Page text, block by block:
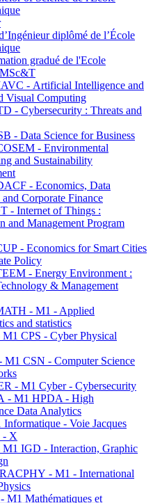
diplômé de l’École
gradué de l'Ecole
- Artificial Intelligence and
Visual Computing
- Cybersecurity : Threats and
- Data Science for Business
- Environmental
and Sustainability
- Economics, Data
Corporate Finance
- Internet of Things :
and Management Program
- Economics for Smart Cities
Policy
- Energy Environment :
& Management
- M1 - Applied
and statistics
CPS - Cyber Physical
M1 CSN - Computer Science
- M1 Cyber - Cybersecurity
- M1 HPDA - High
Data Analytics
- Voie Jacques
- X
IGD - Interaction, Graphic
- M1 - International
M1 Mathématiques et